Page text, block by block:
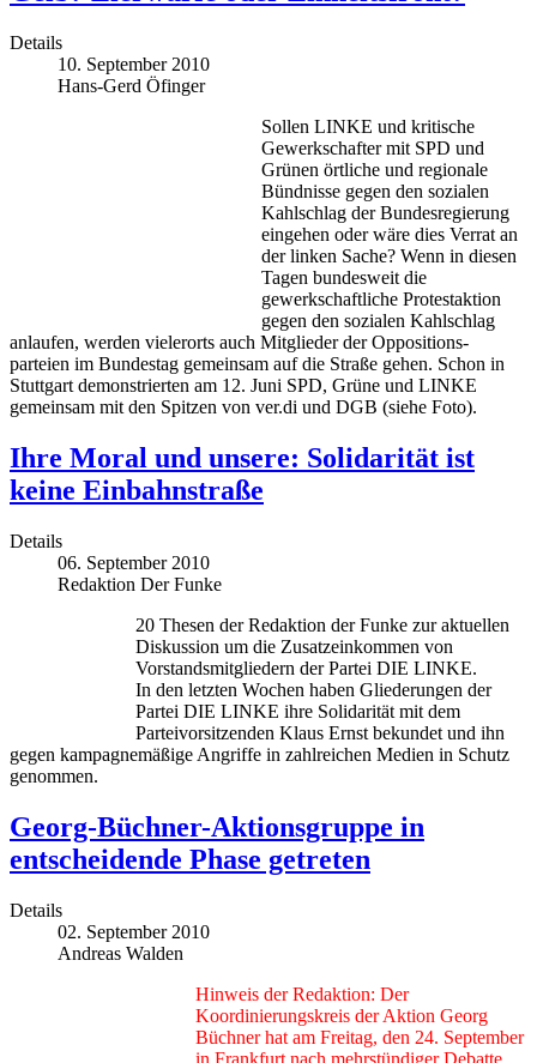
Details
10. September 2010
Hans-Gerd Öfinger
Sollen LINKE und kritische
Gewerkschafter mit SPD und
Grünen örtliche und regionale
Bündnisse gegen den sozialen
Kahlschlag der Bundesregierung
eingehen oder wäre dies Verrat an
der linken Sache? Wenn in diesen
Tagen bundesweit die
gewerkschaftliche Protestaktion
gegen den sozialen Kahlschlag
anlaufen, werden vielerorts auch Mitglieder der Oppositions-
parteien im Bundestag gemeinsam auf die Straße gehen. Schon in
Stuttgart demonstrierten am 12. Juni SPD, Grüne und LINKE
gemeinsam mit den Spitzen von ver.di und DGB (siehe Foto).
Ihre Moral und unsere: Solidarität ist
keine Einbahnstraße
Details
06. September 2010
Redaktion Der Funke
20 Thesen der Redaktion der Funke zur aktuellen
Diskussion um die Zusatzeinkommen von
Vorstandsmitgliedern der Partei DIE LINKE.
In den letzten Wochen haben Gliederungen der
Partei DIE LINKE ihre Solidarität mit dem
Parteivorsitzenden Klaus Ernst bekundet und ihn
gegen kampagnemäßige Angriffe in zahlreichen Medien in Schutz
genommen.
Georg-Büchner-Aktionsgruppe in
entscheidende Phase getreten
Details
02. September 2010
Andreas Walden
Hinweis der Redaktion: Der
Koordinierungskreis der Aktion Georg
Büchner hat am Freitag, den 24. September
in Frankfurt nach mehrstündiger Debatte